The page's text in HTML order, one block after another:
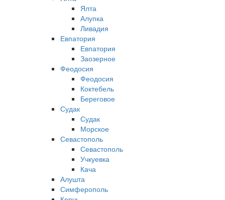
Ялта
Алупка
Ливадия
Евпатория
Евпатория
Заозерное
Феодосия
Феодосия
Коктебель
Береговое
Судак
Судак
Морское
Севастополь
Севастополь
Учкуевка
Кача
Алушта
Симферополь